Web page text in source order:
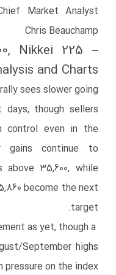
Market Analyst
Chris Beauchamp
Nikkei 225 –
and Charts
sees slower going
though sellers
control even in the
gains continue to
35,600, while
become the next
target.
as yet, though a
September highs
on the index.